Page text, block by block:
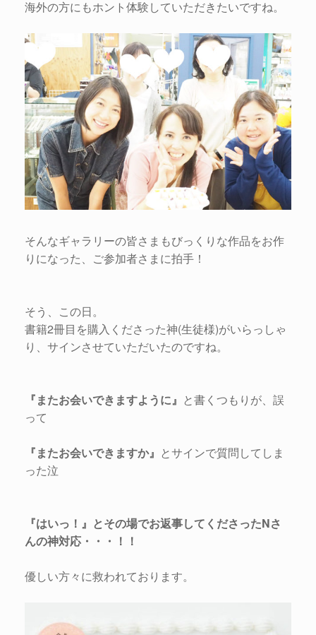
海外の方にもホント体験していただきたいですね。
そんなギャラリーの皆さまもびっくりな作品をお作
りになった、ご参加者さまに拍手！
そう、この日。
書籍2冊目を購入くださった神(生徒様)がいらっしゃ
り、サインさせていただいたのですね。
『またお会いできますように』 と書くつもりが、誤
って
『またお会いできますか』 とサインで質問してしま
った泣
『はいっ！』とその場でお返事してくださったNさ
んの神対応・・・！！
優しい方々に救われております。